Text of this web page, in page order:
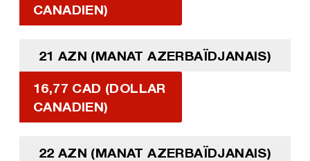
CANADIEN)
21 AZN (MANAT AZERBAÏDJANAIS)
16,77 CAD (DOLLAR
CANADIEN)
22 AZN (MANAT AZERBAÏDJANAIS)